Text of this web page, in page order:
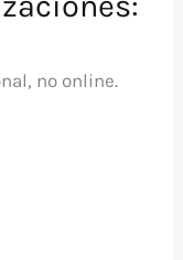
no online.